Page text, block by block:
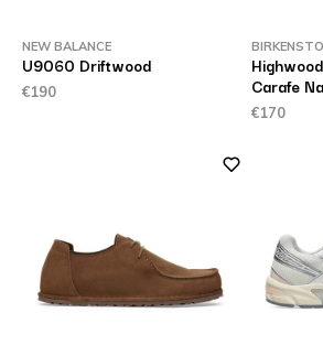
NEW BALANCE
U9060 Driftwood
€190
Carafe
€170